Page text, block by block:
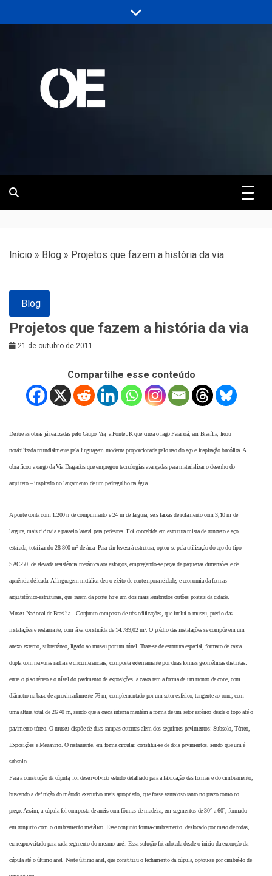
to
Revista | O
Empreiteiro
Início » Blog » Projetos que fazem a história da via
Blog
Projetos que fazem a história da via
21 de outubro de 2011
Compartilhe esse conteúdo
Dentre as obras já realizadas pelo Grupo Via, a Ponte JK que cruza o lago Paranoá, em Brasília, ficou
notabilizada mundialmente pela linguagem moderna proporcionada pelo uso do aço e inspiração bucólica. A
obra ficou a cargo da Via Dragados que empregou tecnologias avançadas para materializar o desenho do
arquiteto – inspirado no lançamento de um pedregulho na água.
A ponte conta com 1.200 n de comprimento e 24 m de largura, seis faixas de rolamento com 3,10 m de
largura, mais ciclovia e passeio lateral para pedestres. Foi concebida em estrutura mista de concreto e aço,
estaiada, totalizando 28.800 m² de área. Para dar leveza à estrutura, optou-se pela utilização do aço do tipo
SAC-50, de elevada resistência mecânica aos esforços, empregando-se peças de pequenas dimensões e de
aparência delicada. A linguagem metálica deu o efeito de contemporaneidade, e economia da formas
arquitetônico-estruturais, que fazem da ponte hoje um dos mais lembrados cartões postais da cidade.
Museu Nacional de Brasília – Conjunto composto de três edificações, que inclui o museu, prédio das
instalações e restaurante, com área construída de 14.789,02 m². O prédio das instalações se compõe em um
anexo externo, subterrâneo, ligado ao museu por um túnel. Trata-se de estrutura especial, formato de casca
dupla com nervuras radiais e circunferenciais, composta externamente por duas formas geométricas distintas:
entre o piso térreo e o nível do pavimento de exposições, a casca tem a forma de um tronco de cone, com
diâmetro na base de aproximadamente 76 m, complementado por um setor esférico, tangente ao cone, com
uma altura total de 26,40 m, sendo que a casca interna mantém a forma de um setor esférico desde o topo até o
pavimento térreo. O museu dispõe de duas rampas externas além dos seguintes pavimentos: Subsolo, Térreo,
Exposições e Mezanino. O restaurante, em forma circular, constitui-se de dois pavimentos, sendo que um é
subsolo.
Para a construção da cúpula, foi desenvolvido estudo detalhado para a fabricação das formas e do cimbramento,
buscando a definição do método executivo mais apropriado, que fosse vantajoso tanto no prazo como no
preço. Assim, a cúpula foi composta de anéis com fôrmas de madeira, em segmentos de 30° a 60°, formado
em conjunto com o cimbramento metálico. Esse conjunto forma-cimbramento, deslocado por meio de rodas,
era reaproveitado para cada segmento do mesmo anel. Essa solução foi adotada desde o início da execução da
cúpula até o último anel. Neste último anel, que constituiu o fechamento da cúpula, optou-se por cimbrá-lo de